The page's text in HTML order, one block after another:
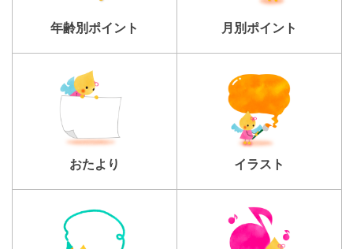
年齢別ポイント 月別ポイント
おたより イラスト